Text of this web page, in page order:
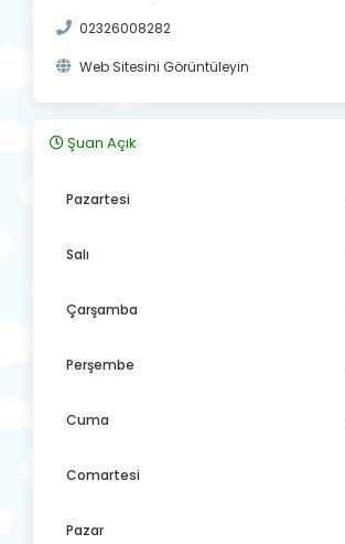
02326008282
Web Sitesini Görüntüleyin
Şuan Açık
Pazartesi
Salı
Çarşamba
Perşembe
Cuma
Comartesi
Pazar